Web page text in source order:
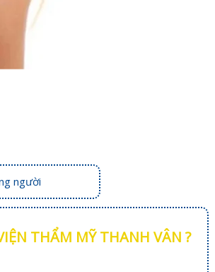
người
THẨM MỸ THANH VÂN ?